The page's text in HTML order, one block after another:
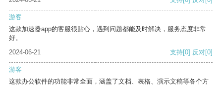
游客
这款加速器app的客服很贴心，遇到问题都能及时解决，服务态度非常
好。
2024-06-21
支持[0] 反对[0]
游客
这款办公软件的功能非常全面，涵盖了文档、表格、演示文稿等各个方